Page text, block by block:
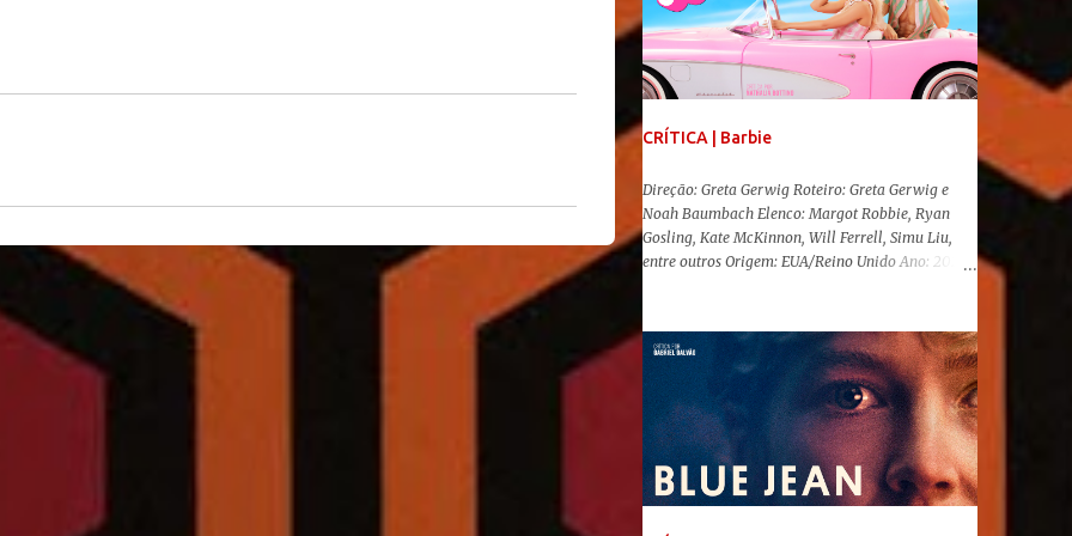
CRÍTICA | Barbie
Direção: Greta Gerwig Roteiro: Greta Gerwig e
Noah Baumbach Elenco: Margot Robbie, Ryan
Gosling, Kate McKinnon, Will Ferrell, Simu Liu,
entre outros Origem: EUA/Reino Unido Ano: 2023
Barbie , o aguardado live-action da boneca mais
famosa do mundo, enfim, chegou aos cinemas. Em
meio a toda divulgação e o hype em torno de seu
lançamento, posso afirmar que o longa, dirigido
por Greta Gerwig ( Adoráveis Mulheres ) prometeu
tudo e entregou mais ainda, se provando o filme
do ano até aqui. Repleto de criatividade, humor e
sem medo de não se levar a sério, a produção